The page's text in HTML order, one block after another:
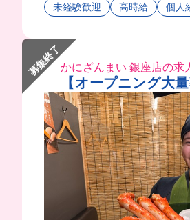
未経験歓迎 高時給 個人
募集終了かにざんまい 銀座店の求
【オープニング大